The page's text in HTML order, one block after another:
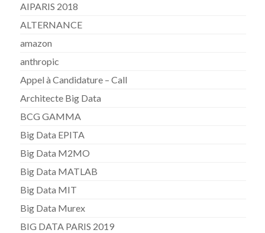
AIPARIS 2018
ALTERNANCE
amazon
anthropic
Appel à Candidature – Call
Architecte Big Data
BCG GAMMA
Big Data EPITA
Big Data M2MO
Big Data MATLAB
Big Data MIT
Big Data Murex
BIG DATA PARIS 2019